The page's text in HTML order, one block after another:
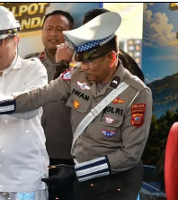
Profesionalisme